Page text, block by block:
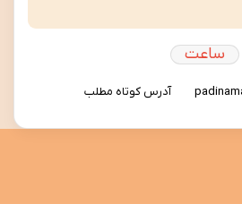
ساعت
آدرس کوتاه مطلب